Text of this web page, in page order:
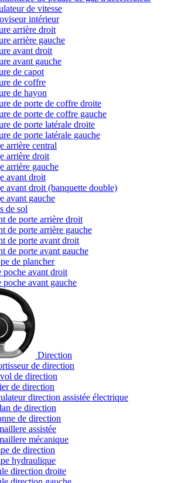
de vitesse
intérieur
arrière droit
arrière gauche
avant droit
avant gauche
de capot
de coffre
de hayon
de porte de coffre droite
de porte de coffre gauche
de porte latérale droite
de porte latérale gauche
arrière central
arrière droit
arrière gauche
avant droit
avant droit (banquette double)
avant gauche
de sol
de porte arrière droit
de porte arrière gauche
de porte avant droit
de porte avant gauche
de plancher
poche avant droit
poche avant gauche
Direction
de direction
de direction
de direction
direction assistée électrique
de direction
de direction
assistée
mécanique
de direction
hydraulique
direction droite